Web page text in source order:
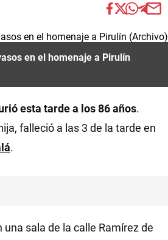
en el homenaje a Pirulín
esta tarde a los 86 años.
falleció a las 3 de la tarde en
.
una sala de la calle Ramírez de